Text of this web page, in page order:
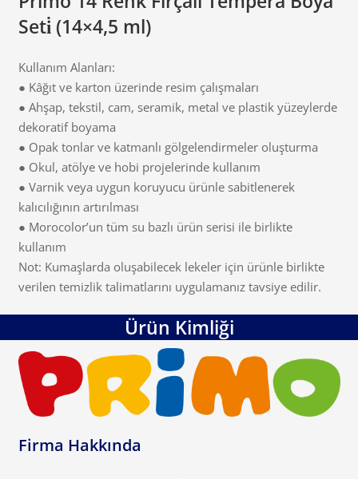
Seti̇ (14×4,5 ml)
Kullanım Alanları:
● Kâğıt ve karton üzerinde resim çalışmaları
● Ahşap, tekstil, cam, seramik, metal ve plastik yüzeylerde
dekoratif boyama
● Opak tonlar ve katmanlı gölgelendirmeler oluşturma
● Okul, atölye ve hobi projelerinde kullanım
● Varnik veya uygun koruyucu ürünle sabitlenerek
kalıcılığının artırılması
● Morocolor’un tüm su bazlı ürün serisi ile birlikte
kullanım
Not: Kumaşlarda oluşabilecek lekeler için ürünle birlikte
verilen temizlik talimatlarını uygulamanız tavsiye edilir.
Ürün Kimliği
Firma Hakkında